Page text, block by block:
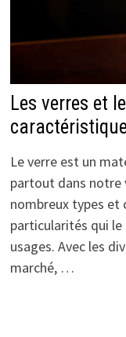
Les verres et
Le verre est un
partout dans notre
nombreux types et
particularités qui
usages. Avec les
marché, …